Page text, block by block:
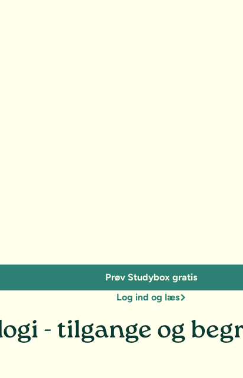
- tilgange og
Prøv Studybox gratis
Log ind og læs